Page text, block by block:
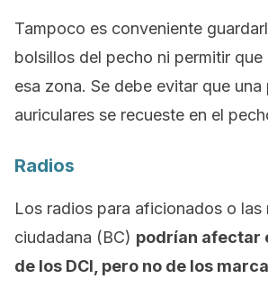
Tampoco es conveniente
bolsillos del pecho ni permitir
esa zona. Se debe evitar que una
auriculares se recueste en el
Radios
Los radios para aficionados o las
ciudadana (BC) podrían afectar
de los DCI, pero no de los